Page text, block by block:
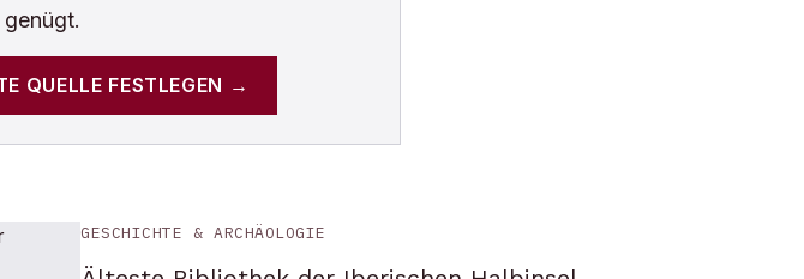
genügt.
QUELLE FESTLEGEN →
GESCHICHTE & ARCHÄOLOGIE